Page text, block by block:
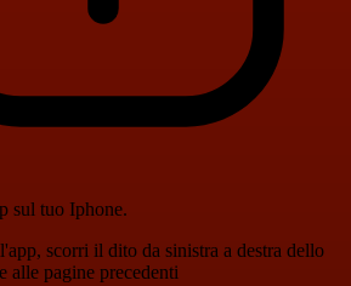
sul tuo Iphone.
scorri il dito da sinistra a destra dello
alle pagine precedenti